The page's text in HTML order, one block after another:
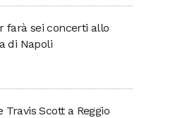
farà sei concerti allo
di Napoli
Travis Scott a Reggio